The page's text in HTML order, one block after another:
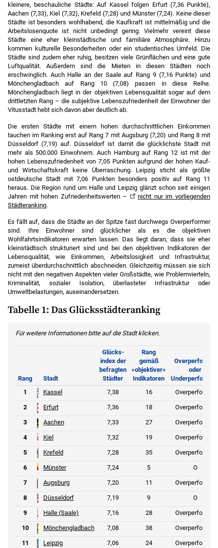
kleinere, beschauliche Städte: Auf Kassel folgen Erfurt (7,36 Punkte),
Aachen (7,33), Kiel (7,32), Krefeld (7,28) und Münster (7,24). Keine dieser
Städte ist besonders wohlhabend, die Kaufkraft ist mittelmäßig und die
Arbeitslosenquote ist nicht unbedingt gering. Vielmehr vereint diese
Städte eine eher kleinstädtische und familiäre Atmosphäre. Hinzu
kommen kulturelle Besonderheiten oder ein studentisches Umfeld. Die
Städte sind zudem eher ruhig, besitzen viele Grünflächen und eine gute
Luftqualität. Außerdem sind die Mieten in diesen Städten noch
erschwinglich. Auch Halle an der Saale auf Rang 9 (7,16 Punkte) und
Mönchengladbach auf Rang 10 (7,08) passen in diese Reihe.
Mönchengladbach liegt in der objektiven Lebensqualität sogar auf dem
drittletzten Rang – die subjektive Lebenszufriedenheit der Einwohner der
Vitusstadt hebt sich davon aber deutlich ab.
Die ersten Städte mit einem hohen durchschnittlichen Einkommen
tauchen im Ranking erst auf Rang 7 mit Augsburg (7,20) und Rang 8 mit
Düsseldorf (7,19) auf. Düsseldorf ist damit die glücklichste Stadt mit
mehr als 500.000 Einwohnern. Auch Hamburg auf Rang 12 ist mit der
hohen Lebenszufriedenheit von 7,05 Punkten aufgrund der hohen Kauf-
und Wirtschaftskraft keine Überraschung. Leipzig sticht als größte
ostdeutsche Stadt mit 7,06 Punkten besonders positiv auf Rang 11
heraus. Die Region rund um Halle und Leipzig glänzt schon seit einigen
Jahren mit hohen Zufriedenheitswerten –
nicht nur im vorliegenden
Städteranking.
Es fällt auf, dass die Städte an der Spitze fast durchwegs Overperformer
sind. Ihre Einwohner sind glücklicher als es die objektiven
Wohlfahrtsindikatoren erwarten lassen. Das liegt daran, dass sie eher
kleinstädtisch strukturiert sind und bei den objektiven Indikatoren der
Lebensqualität, wie Einkommen, Arbeitslosigkeit und Infrastruktur,
zumeist überdurchschnittlich abschneiden. Gleichzeitig müssen sie sich
nicht mit den negativen Aspekten vieler Großstädte, wie Problemvierteln,
Kriminalität, sozialer Isolation, überlasteter Infrastruktur oder
Umweltbelastungen, auseinandersetzen.
Tabelle 1: Das Glücksstädteranking
Für weitere Informationen bitte auf die Stadt klicken.
Rang Stadt
Glücks-
index der
befragten
Städter
Rang
gemäß
»objektiver«
Indikatoren
Overperformer
oder
1
Kassel 7,38 16 Overperformer
2 Erfurt 7,36 18 Overperformer
3 Aachen 7,33 27 Overperformer
4 Kiel 7,32 19 Overperformer
5 Krefeld 7,28 35 Overperformer
6 Münster 7,24 5 O
7 Augsburg 7,20 11 Overperformer
8 Düsseldorf 7,19 9 O
9 Halle (Saale) 7,16 28 Overperformer
10 Mönchengladbach 7,08 38 Overperformer
11 Leipzig 7,06 24 Overperformer